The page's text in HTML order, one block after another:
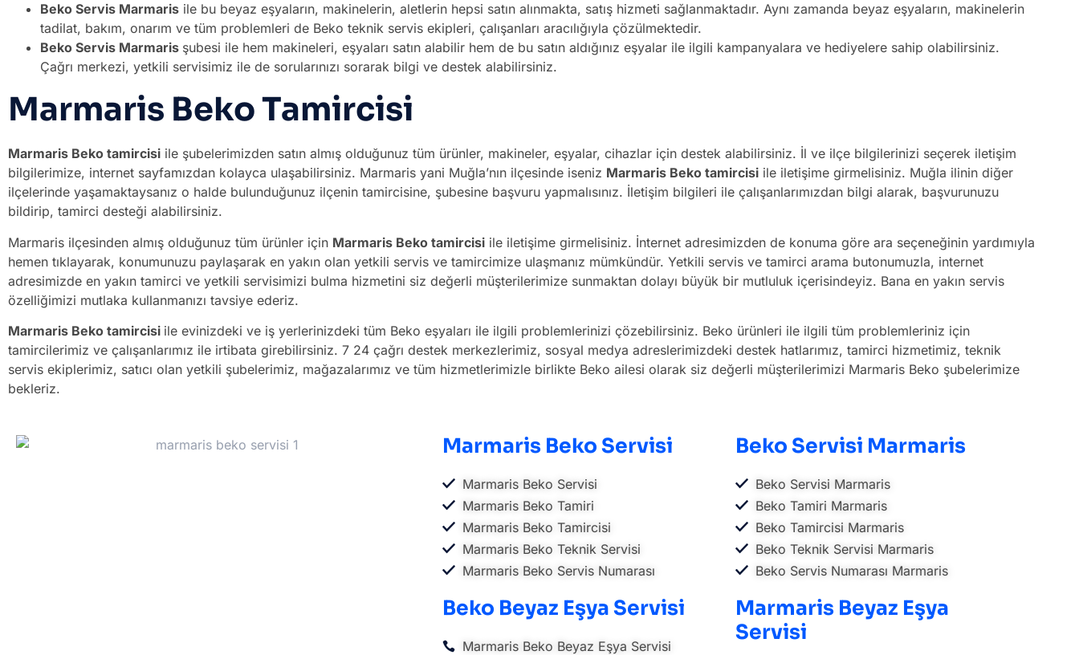
Beko Servis Marmaris ile bu beyaz eşyaların, makinelerin, aletlerin hepsi satın alınmakta, satış hizmeti sağlanmaktadır. Aynı zamanda beyaz eşyaların, makinelerin
tadilat, bakım, onarım ve tüm problemleri de Beko teknik servis ekipleri, çalışanları aracılığıyla çözülmektedir.
Beko Servis Marmaris şubesi ile hem makineleri, eşyaları satın alabilir hem de bu satın aldığınız eşyalar ile ilgili kampanyalara ve hediyelere sahip olabilirsiniz.
Çağrı merkezi, yetkili servisimiz ile de sorularınızı sorarak bilgi ve destek alabilirsiniz.
Marmaris Beko Tamircisi
Marmaris Beko tamircisi ile şubelerimizden satın almış olduğunuz tüm ürünler, makineler, eşyalar, cihazlar için destek alabilirsiniz. İl ve ilçe bilgilerinizi seçerek iletişim
bilgilerimize, internet sayfamızdan kolayca ulaşabilirsiniz. Marmaris yani Muğla’nın ilçesinde iseniz Marmaris Beko tamircisi ile iletişime girmelisiniz. Muğla ilinin diğer
ilçelerinde yaşamaktaysanız o halde bulunduğunuz ilçenin tamircisine, şubesine başvuru yapmalısınız. İletişim bilgileri ile çalışanlarımızdan bilgi alarak, başvurunuzu
bildirip, tamirci desteği alabilirsiniz.
Marmaris ilçesinden almış olduğunuz tüm ürünler için Marmaris Beko tamircisi ile iletişime girmelisiniz. İnternet adresimizden de konuma göre ara seçeneğinin yardımıyla
hemen tıklayarak, konumunuzu paylaşarak en yakın olan yetkili servis ve tamircimize ulaşmanız mümkündür. Yetkili servis ve tamirci arama butonumuzla, internet
adresimizde en yakın tamirci ve yetkili servisimizi bulma hizmetini siz değerli müşterilerimize sunmaktan dolayı büyük bir mutluluk içerisindeyiz. Bana en yakın servis
özelliğimizi mutlaka kullanmanızı tavsiye ederiz.
Marmaris Beko tamircisi ile evinizdeki ve iş yerlerinizdeki tüm Beko eşyaları ile ilgili problemlerinizi çözebilirsiniz. Beko ürünleri ile ilgili tüm problemleriniz için
tamircilerimiz ve çalışanlarımız ile irtibata girebilirsiniz. 7 24 çağrı destek merkezlerimiz, sosyal medya adreslerimizdeki destek hatlarımız, tamirci hizmetimiz, teknik
servis ekiplerimiz, satıcı olan yetkili şubelerimiz, mağazalarımız ve tüm hizmetlerimizle birlikte Beko ailesi olarak siz değerli müşterilerimizi Marmaris Beko şubelerimize
bekleriz.
Marmaris Beko Servisi
Marmaris Beko Servisi
Marmaris Beko Tamiri
Marmaris Beko Tamircisi
Marmaris Beko Teknik Servisi
Marmaris Beko Servis Numarası
Beko Beyaz Eşya Servisi
Marmaris Beko Beyaz Eşya Servisi
Beko Servisi Marmaris
Beko Servisi Marmaris
Beko Tamiri Marmaris
Beko Tamircisi Marmaris
Beko Teknik Servisi Marmaris
Beko Servis Numarası Marmaris
Marmaris Beyaz Eşya
Servisi